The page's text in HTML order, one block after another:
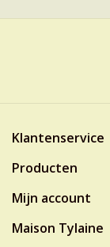
Klantenservice
Producten
Mijn account
Maison Tylaine